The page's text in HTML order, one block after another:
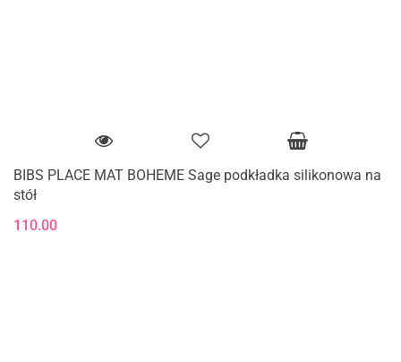
BIBS PLACE MAT BOHEME Sage podkładka silikonowa na
stół
110.00